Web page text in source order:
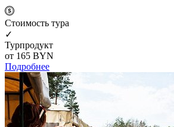
Cтоимость тура
✓
Турпродукт
от 165 BYN
Подробнее